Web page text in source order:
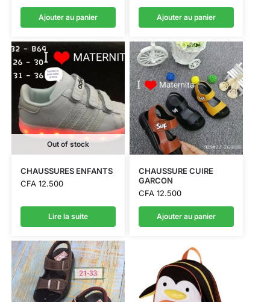
Ajouter au panier Ajouter au panier
Out of stock
CHAUSSURES ENFANTS
CFA12.500
Lire la suite
CHAUSSURE CUIRE
GARCON
CFA12.500
Ajouter au panier